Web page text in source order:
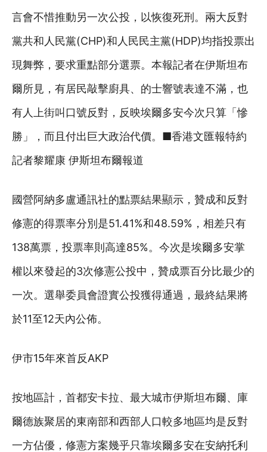
言會不惜推動另一次公投，以恢復死刑。兩大反對
黨共和人民黨(CHP)和人民民主黨(HDP)均指投票出
現舞弊，要求重點部分選票。本報記者在伊斯坦布
爾所見，有居民敲擊廚具、的士響號表達不滿，也
有人上街叫口號反對，反映埃爾多安今次只算「慘
勝」，而且付出巨大政治代價。■香港文匯報特約
記者黎耀康 伊斯坦布爾報道
國營阿納多盧通訊社的點票結果顯示，贊成和反對
修憲的得票率分別是51.41%和48.59%，相差只有
138萬票，投票率則高達85%。今次是埃爾多安掌
權以來發起的3次修憲公投中，贊成票百分比最少的
一次。選舉委員會證實公投獲得通過，最終結果將
於11至12天內公佈。
伊市15年來首反AKP
按地區計，首都安卡拉、最大城市伊斯坦布爾、庫
爾德族聚居的東南部和西部人口較多地區均是反對
一方佔優，修憲方案幾乎只靠埃爾多安在安納托利